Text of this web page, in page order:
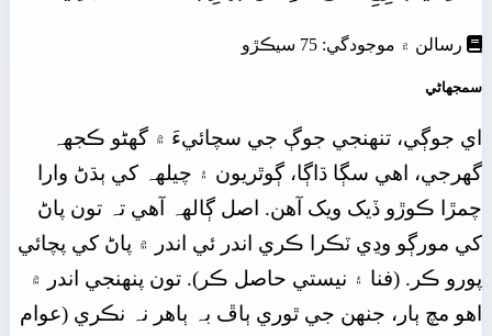
رسالن ۾ موجودگي: 75 سيڪڙو
سمجهاڻي
اي جوڳي، تنھنجي جوڳ جي سچائيءَ ۾ گهڻو ڪجهہ
گهرجي، اهي سڳا ڌاڳا، ڳوٿريون ۽ چيلهہ کي ٻڌڻ وارا
چمڙا ڪوڙو ڏيک ويک آهن. اصل ڳالهہ آهي تہ تون پاڻ
کي مورڳو وڍي ٽڪرا ڪري اندر ئي اندر ۾ پاڻ کي پچائي
پورو ڪر. (فنا ۽ نيستي حاصل ڪر). تون پنھنجي اندر ۾
اهو مچ ٻار، جنھن جي ٿوري ٻاڦ بہ ٻاهر نہ نڪري (عوام